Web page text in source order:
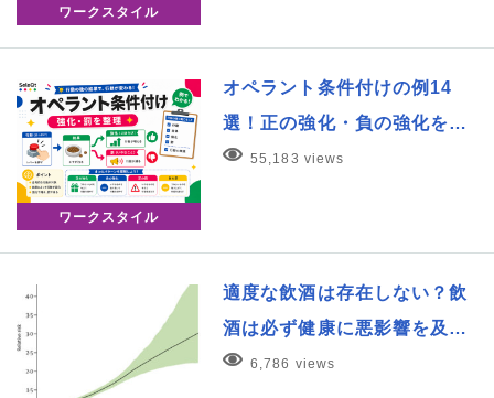
ワークスタイル
ワークスタイル
オペラント条件付けの例14
選！正の強化・負の強化を…
55,183 views
適度な飲酒は存在しない？飲
酒は必ず健康に悪影響を及…
6,786 views